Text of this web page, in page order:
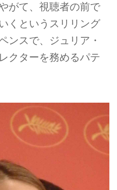
がて、視聴者の前で
くというスリリング
ンスで、ジュリア・
クターを務めるパテ